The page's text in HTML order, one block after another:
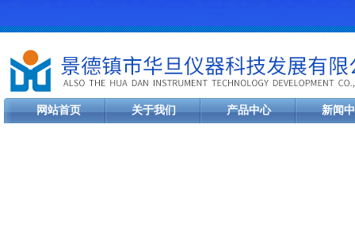
网站首页 关于我们 产品中心 新闻